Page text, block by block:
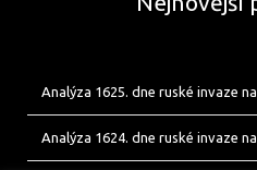
Analýza 1625. dne ruské invaze
Analýza 1624. dne ruské invaze